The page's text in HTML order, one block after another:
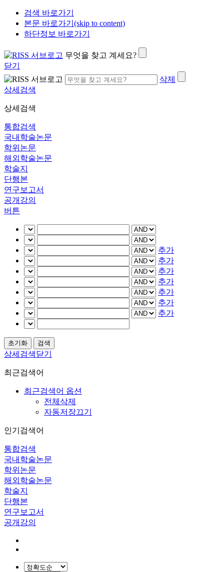
검색 바로가기
본문 바로가기(skip to content)
하단정보 바로가기
무엇을 찾고 계세요?
닫기
삭제
상세검색
상세검색
통합검색
국내학술논문
학위논문
해외학술논문
학술지
단행본
연구보고서
공개강의
버튼
추가
추가
추가
추가
추가
추가
추가
상세검색닫기
최근검색어
최근검색어 옵션
전체삭제
자동저장끄기
인기검색어
통합검색
국내학술논문
학위논문
해외학술논문
학술지
단행본
연구보고서
공개강의